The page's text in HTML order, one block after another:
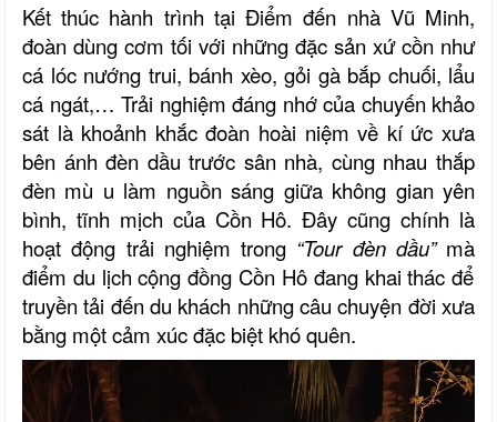
Kết thúc hành trình tại Điểm đến nhà Vũ Minh,
đoàn dùng cơm tối với những đặc sản xứ cồn như
cá lóc nướng trui, bánh xèo, gỏi gà bắp chuối, lẩu
cá ngát,… Trải nghiệm đáng nhớ của chuyến khảo
sát là khoảnh khắc đoàn hoài niệm về kí ức xưa
bên ánh đèn dầu trước sân nhà, cùng nhau thắp
đèn mù u làm nguồn sáng giữa không gian yên
bình, tĩnh mịch của Cồn Hô. Đây cũng chính là
hoạt động trải nghiệm trong “Tour đèn dầu”mà
điểm du lịch cộng đồng Cồn Hô đang khai thác để
truyền tải đến du khách những câu chuyện đời xưa
bằng một cảm xúc đặc biệt khó quên.